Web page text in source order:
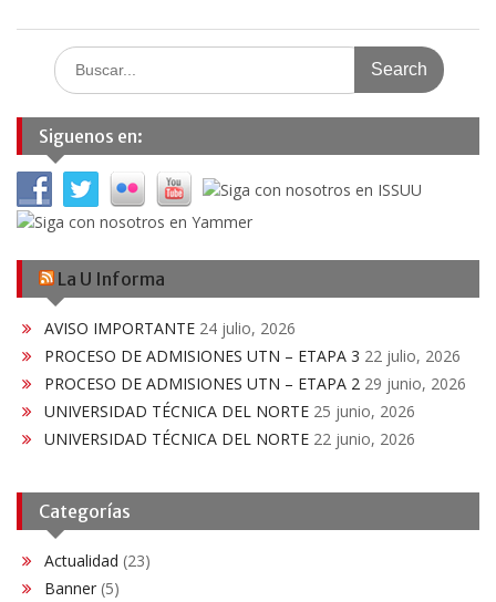
Search
for:
Siguenos en:
La U Informa
AVISO IMPORTANTE 24 julio, 2026
PROCESO DE ADMISIONES UTN – ETAPA 3 22 julio, 2026
PROCESO DE ADMISIONES UTN – ETAPA 2 29 junio, 2026
UNIVERSIDAD TÉCNICA DEL NORTE 25 junio, 2026
UNIVERSIDAD TÉCNICA DEL NORTE 22 junio, 2026
Categorías
Actualidad (23)
Banner (5)